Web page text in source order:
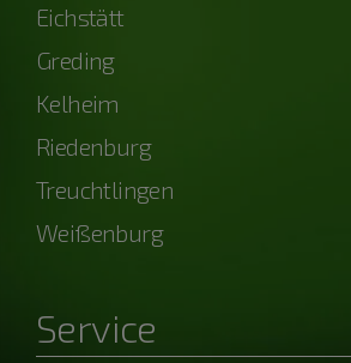
Eichstätt
Greding
Kelheim
Riedenburg
Treuchtlingen
Weißenburg
Service